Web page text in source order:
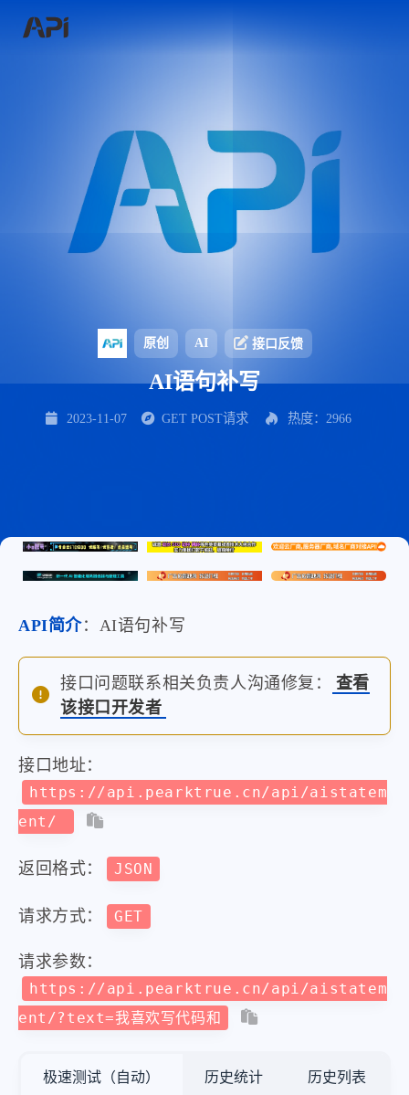
原创 AI 接口反馈
AI语句补写
2023-11-07 GET POST请求 热度：2966
API简介：AI语句补写
接口问题联系相关负责人沟通修复：
查看
该接口开发者
接口地址：
https://api.pearktrue.cn/api/aistatem
ent/
返回格式： JSON
请求方式： GET
请求参数：
https://api.pearktrue.cn/api/aistatem
ent/?text=我喜欢写代码和
极速测试（自动） 历史统计 历史列表